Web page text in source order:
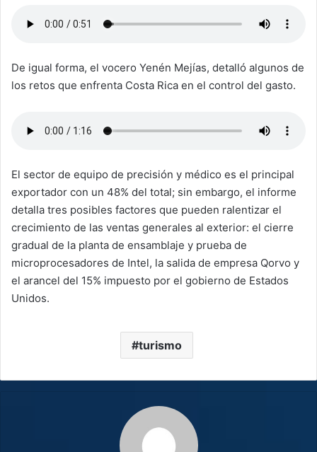
De igual forma, el vocero Yenén Mejías, detalló algunos de
los retos que enfrenta Costa Rica en el control del gasto.
El sector de equipo de precisión y médico es el principal
exportador con un 48% del total; sin embargo, el informe
detalla tres posibles factores que pueden ralentizar el
crecimiento de las ventas generales al exterior: el cierre
gradual de la planta de ensamblaje y prueba de
microprocesadores de Intel, la salida de empresa Qorvo y
el arancel del 15% impuesto por el gobierno de Estados
Unidos.
turismo